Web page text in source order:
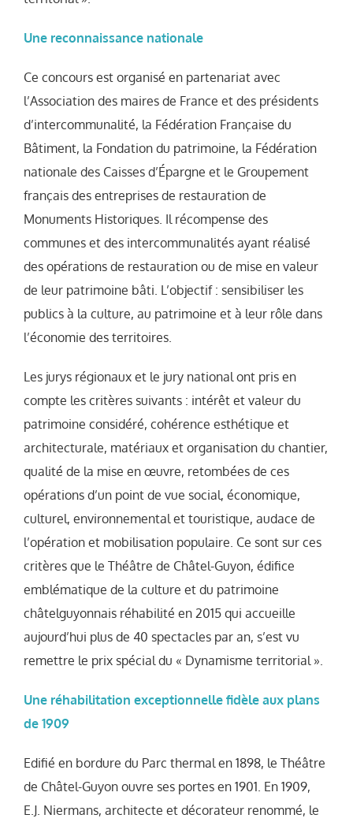
Une reconnaissance nationale
Ce concours est organisé en partenariat avec
l’Association des maires de France et des présidents
d’intercommunalité, la Fédération Française du
Bâtiment, la Fondation du patrimoine, la Fédération
nationale des Caisses d’Épargne et le Groupement
français des entreprises de restauration de
Monuments Historiques. Il récompense des
communes et des intercommunalités ayant réalisé
des opérations de restauration ou de mise en valeur
de leur patrimoine bâti. L’objectif : sensibiliser les
publics à la culture, au patrimoine et à leur rôle dans
l’économie des territoires.
Les jurys régionaux et le jury national ont pris en
compte les critères suivants : intérêt et valeur du
patrimoine considéré, cohérence esthétique et
architecturale, matériaux et organisation du chantier,
qualité de la mise en œuvre, retombées de ces
opérations d’un point de vue social, économique,
culturel, environnemental et touristique, audace de
l’opération et mobilisation populaire. Ce sont sur ces
critères que le Théâtre de Châtel-Guyon, édifice
emblématique de la culture et du patrimoine
châtelguyonnais réhabilité en 2015 qui accueille
aujourd’hui plus de 40 spectacles par an, s’est vu
remettre le prix spécial du « Dynamisme territorial ».
Une réhabilitation exceptionnelle fidèle aux plans
de 1909
Edifié en bordure du Parc thermal en 1898, le Théâtre
de Châtel-Guyon ouvre ses portes en 1901. En 1909,
E.J. Niermans, architecte et décorateur renommé, le